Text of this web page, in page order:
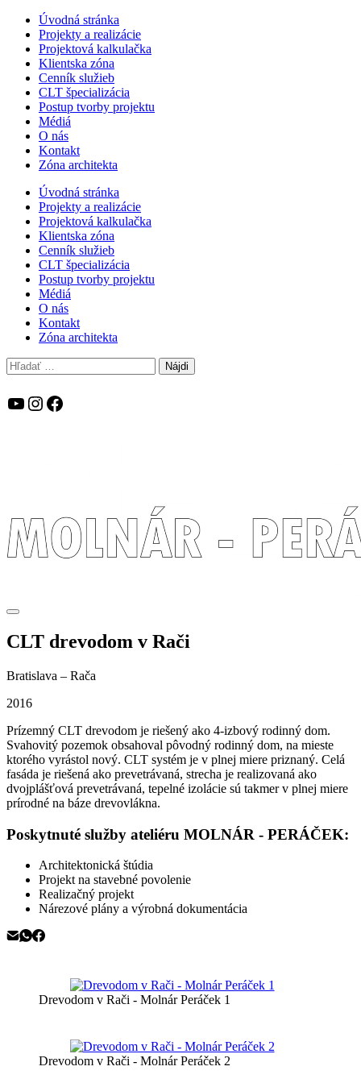
Úvodná stránka
Projekty a realizácie
Projektová kalkulačka
Klientska zóna
Cenník služieb
CLT špecializácia
Postup tvorby projektu
Médiá
O nás
Kontakt
Zóna architekta
Úvodná stránka
Projekty a realizácie
Projektová kalkulačka
Klientska zóna
Cenník služieb
CLT špecializácia
Postup tvorby projektu
Médiá
O nás
Kontakt
Zóna architekta
Hľadať:
YouTube
Instagram
Facebook
CLT drevodom v Rači
Bratislava – Rača
2016
Prízemný CLT drevodom je riešený ako 4-izbový rodinný dom.
Svahovitý pozemok obsahoval pôvodný rodinný dom, na mieste
ktorého vyrástol nový. CLT systém je v plnej miere priznaný. Celá
fasáda je riešená ako prevetrávaná, strecha je realizovaná ako
dvojplášťová prevetrávaná, tepelné izolácie sú takmer v plnej miere
prírodné na báze drevovlákna.
Poskytnuté služby ateliéru MOLNÁR - PERÁČEK:
Architektonická štúdia
Projekt na stavebné povolenie
Realizačný projekt
Nárezové plány a výrobná dokumentácia
Drevodom v Rači - Molnár Peráček 1
Drevodom v Rači - Molnár Peráček 2